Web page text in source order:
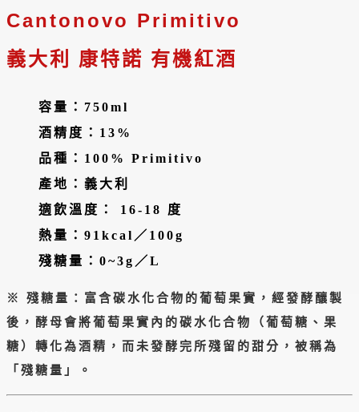
Cantonovo Primitivo
義大利 康特諾 有機紅酒
容量：750ml
酒精度：13%
品種：100% Primitivo
產地：義大利
適飲溫度： 16-18 度
熱量：91kcal／100g
殘糖量：0~3g／L
※ 殘糖量：富含碳水化合物的葡萄果實，經發酵釀製
後，酵母會將葡萄果實內的碳水化合物（葡萄糖、果
糖）轉化為酒精，而未發酵完所殘留的甜分，被稱為
「殘糖量」。